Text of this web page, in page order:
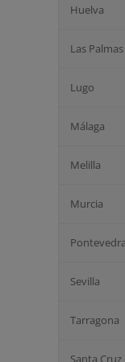
Huelva
Las Palmas
Lugo
Málaga
Melilla
Murcia
Pontevedra
Sevilla
Tarragona
Santa